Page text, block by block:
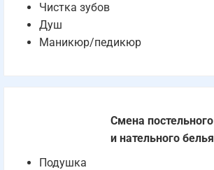
Чистка зубов
Душ
Маникюр/педикюр
Смена постельного
и нательного белья
Подушка